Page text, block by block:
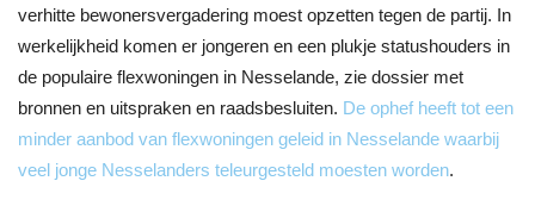
verhitte bewonersvergadering moest opzetten tegen de partij. In
werkelijkheid komen er jongeren en een plukje statushouders in
de populaire flexwoningen in Nesselande, zie dossier met
bronnen en uitspraken en raadsbesluiten. De ophef heeft tot een
minder aanbod van flexwoningen geleid in Nesselande waarbij
veel jonge Nesselanders teleurgesteld moesten worden.